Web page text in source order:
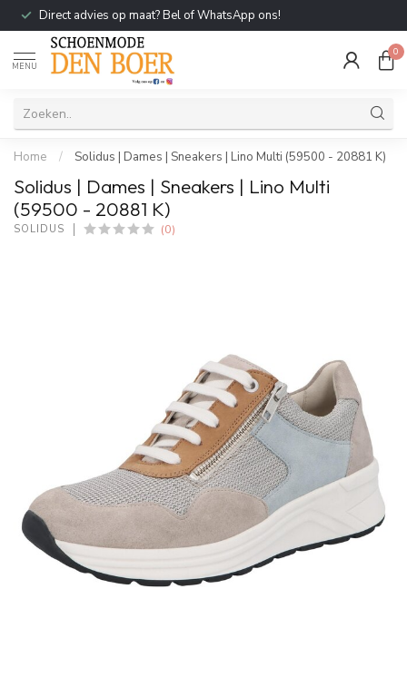
Direct advies op maat? Bel of WhatsApp ons!
MENU
0
Home / Solidus | Dames | Sneakers | Lino Multi (59500 - 20881 K)
Solidus | Dames | Sneakers | Lino Multi
(59500 - 20881 K)
SOLIDUS (0)